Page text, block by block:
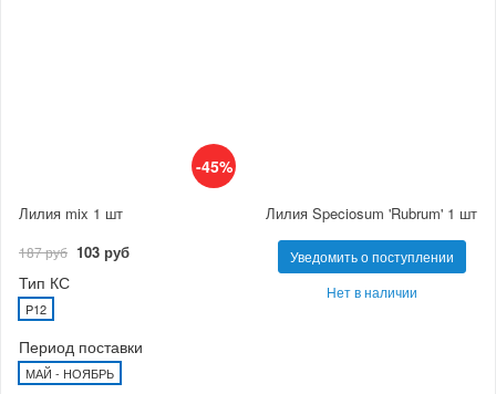
-45%
Лилия mix 1 шт
187 руб 103 руб
Тип КС
P12
Период поставки
МАЙ - НОЯБРЬ
Лилия Speciosum 'Rubrum' 1 шт
Уведомить о поступлении
Нет в наличии